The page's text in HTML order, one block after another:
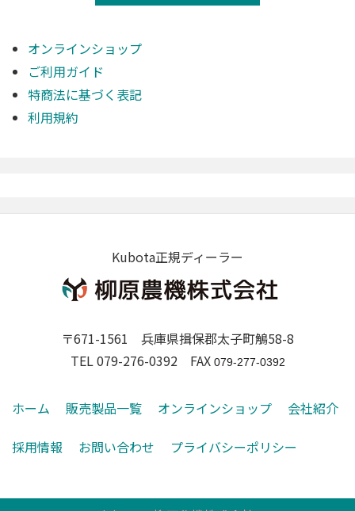
オンラインショップ
ご利用ガイド
特商法に基づく表記
利用規約
Kubota正規ディーラー
〒671-1561 兵庫県揖保郡太子町鵤58-8
TEL 079-276-0392 FAX 079-277-0392
ホーム 販売製品一覧 オンラインショップ 会社紹介
採用情報 お問い合わせ プライバシーポリシー